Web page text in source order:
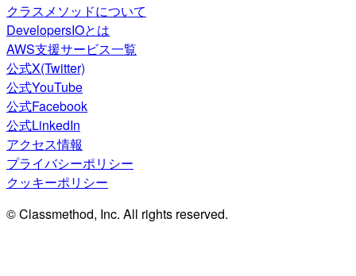
クラスメソッドについて
DevelopersIOとは
AWS支援サービス一覧
公式X(Twitter)
公式YouTube
公式Facebook
公式LinkedIn
アクセス情報
プライバシーポリシー
クッキーポリシー
© Classmethod, Inc. All rights reserved.